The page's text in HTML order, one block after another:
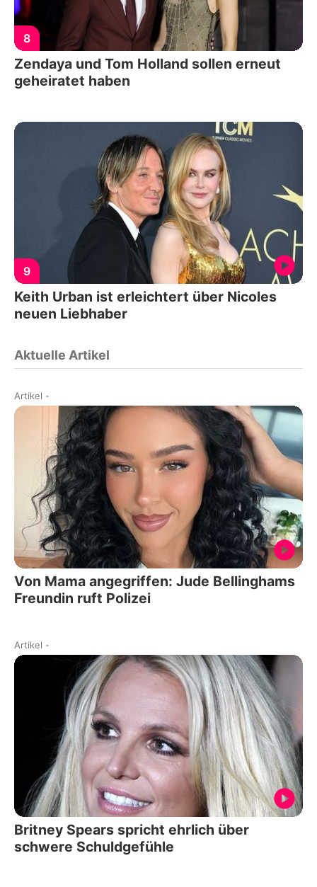
8
Zendaya und Tom Holland sollen erneut
geheiratet haben
9
Keith Urban ist erleichtert über Nicoles
neuen Liebhaber
Aktuelle Artikel
Artikel -
Von Mama angegriffen: Jude Bellinghams
Freundin ruft Polizei
Artikel -
Britney Spears spricht ehrlich über
schwere Schuldgefühle